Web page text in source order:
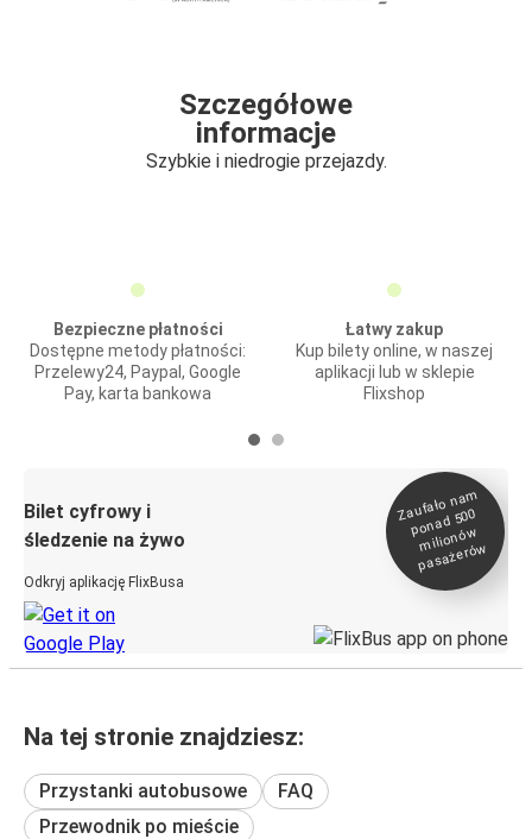
Szczegółowe
informacje
Szybkie i niedrogie przejazdy.
Bezpieczne płatności
Dostępne metody płatności:
Przelewy24, Paypal, Google
Pay, karta bankowa
Łatwy zakup
Kup bilety online, w naszej
aplikacji lub w sklepie
Flixshop
Bilet cyfrowy i
śledzenie na żywo
Odkryj aplikację FlixBusa
Zaufało na
m
ponad 500
milionó
w
pasażeró
w
Na tej stronie znajdziesz:
Przystanki autobusowe
FAQ
Przewodnik po mieście